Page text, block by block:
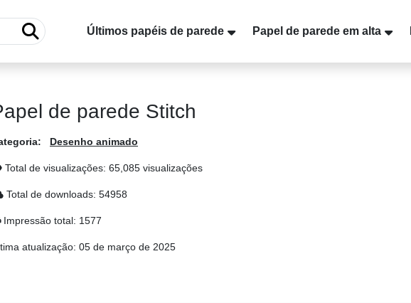
Últimos papéis de parede Papel de parede em alta
de parede Stitch
Desenho animado
Total de visualizações: 65,085 visualizações
Total de downloads: 54958
Impressão total: 1577
atualização: 05 de março de 2025